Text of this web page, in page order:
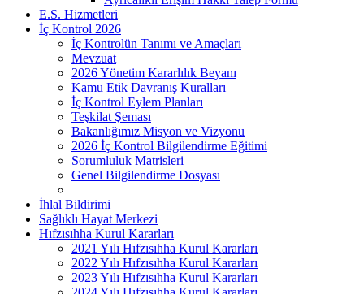
E.S. Hizmetleri
İç Kontrol 2026
İç Kontrolün Tanımı ve Amaçları
Mevzuat
2026 Yönetim Kararlılık Beyanı
Kamu Etik Davranış Kuralları
İç Kontrol Eylem Planları
Teşkilat Şeması
Bakanlığımız Misyon ve Vizyonu
2026 İç Kontrol Bilgilendirme Eğitimi
Sorumluluk Matrisleri
Genel Bilgilendirme Dosyası
İhlal Bildirimi
Sağlıklı Hayat Merkezi
Hıfzısıhha Kurul Kararları
2021 Yılı Hıfzısıhha Kurul Kararları
2022 Yılı Hıfzısıhha Kurul Kararları
2023 Yılı Hıfzısıhha Kurul Kararları